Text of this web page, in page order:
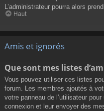
L’administrateur pourra alors
Haut
Amis et ignorés
Que sont mes listes
Vous pouvez utiliser ces listes
forum. Les membres ajoutés à
votre panneau de l’utilisateur
connexion et leur envoyer des